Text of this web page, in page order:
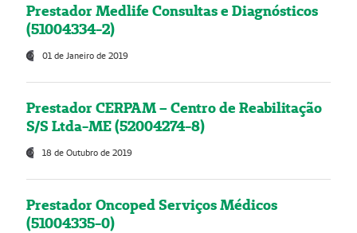
Prestador Medlife Consultas e Diagnósticos
(51004334-2)
01 de Janeiro de 2019
Prestador CERPAM – Centro de Reabilitação
S/S Ltda-ME (52004274-8)
18 de Outubro de 2019
Prestador Oncoped Serviços Médicos
(51004335-0)